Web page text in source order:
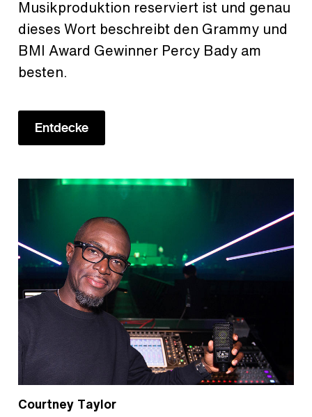
Musikproduktion reserviert ist und genau
dieses Wort beschreibt den Grammy und
BMI Award Gewinner Percy Bady am
besten.
Entdecke
Courtney Taylor